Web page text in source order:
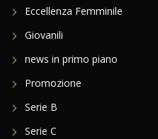
Eccellenza Femminile
Giovanili
news in primo piano
Promozione
Serie B
Serie C